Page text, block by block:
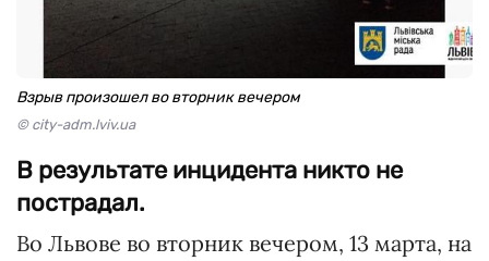
Взрыв произошел во вторник вечером
© city-adm.lviv.ua
В результате инцидента никто не
пострадал.
Во Львове во вторник вечером, 13 марта, на